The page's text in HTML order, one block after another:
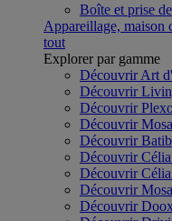
Boîte et prise
Appareillage, maison
tout
Explorer par gamme
Découvrir Art
Découvrir
Découvrir
Découvrir
Découvrir
Découvrir
Découvrir
Découvrir
Découvrir